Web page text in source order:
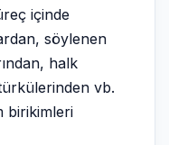
içinde
söylenen
halk
vb.
birikimleri